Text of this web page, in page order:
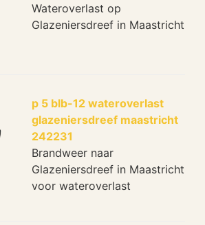
Wateroverlast op
Glazeniersdreef in Maastricht
p 5 blb-12 wateroverlast
glazeniersdreef maastricht
242231
Brandweer naar
Glazeniersdreef in Maastricht
voor wateroverlast